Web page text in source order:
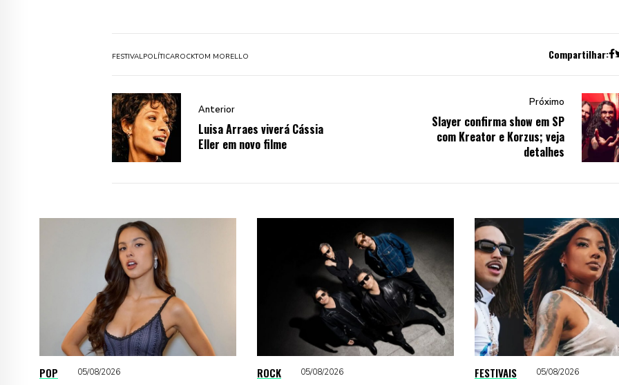
FESTIVALPOLÍTICAROCKTOM MORELLO Compartilhar:
Anterior
Luisa Arraes viverá Cássia
Eller em novo filme
Próximo
Slayer confirma show em SP
com Kreator e Korzus; veja
detalhes
POP 05/08/2026 ROCK 05/08/2026 FESTIVAIS 05/08/2026